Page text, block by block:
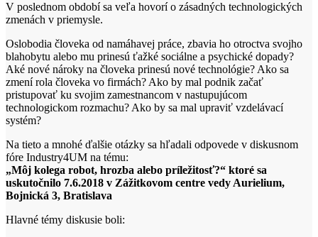
V poslednom období sa veľa hovorí o zásadných technologických
zmenách v priemysle.
Oslobodia človeka od namáhavej práce, zbavia ho otroctva svojho
blahobytu alebo mu prinesú ťažké sociálne a psychické dopady?
Aké nové nároky na človeka prinesú nové technológie? Ako sa
zmení rola človeka vo firmách? Ako by mal podnik začať
pristupovať ku svojim zamestnancom v nastupujúcom
technologickom rozmachu? Ako by sa mal upraviť vzdelávací
systém?
Na tieto a mnohé ďalšie otázky sa hľadali odpovede v diskusnom
fóre Industry4UM na tému:
„Môj kolega robot, hrozba alebo príležitosť?“ ktoré sa
uskutočnilo 7.6.2018 v Zážitkovom centre vedy Aurielium,
Bojnická 3, Bratislava
Hlavné témy diskusie boli: